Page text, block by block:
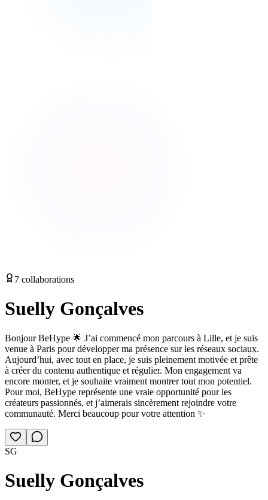
7 collaborations
Suelly Gonçalves
Bonjour BeHype 🌟 J’ai commencé mon parcours à Lille, et je suis
venue à Paris pour développer ma présence sur les réseaux sociaux.
Aujourd’hui, avec tout en place, je suis pleinement motivée et prête
à créer du contenu authentique et régulier. Mon engagement va
encore monter, et je souhaite vraiment montrer tout mon potentiel.
Pour moi, BeHype représente une vraie opportunité pour les
créateurs passionnés, et j’aimerais sincèrement rejoindre votre
communauté. Merci beaucoup pour votre attention ✨
SG
Suelly Gonçalves